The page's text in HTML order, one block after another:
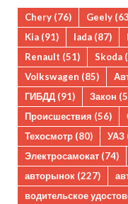
Chery (76) Geely
Kia (91) lada (87)
Renault (51) Skoda
Volkswagen (85)
ГИБДД (91) Закон
Происшествия (56)
Техосмотр (80) УАЗ
Электросамокат (74)
авторынок (227)
водительское